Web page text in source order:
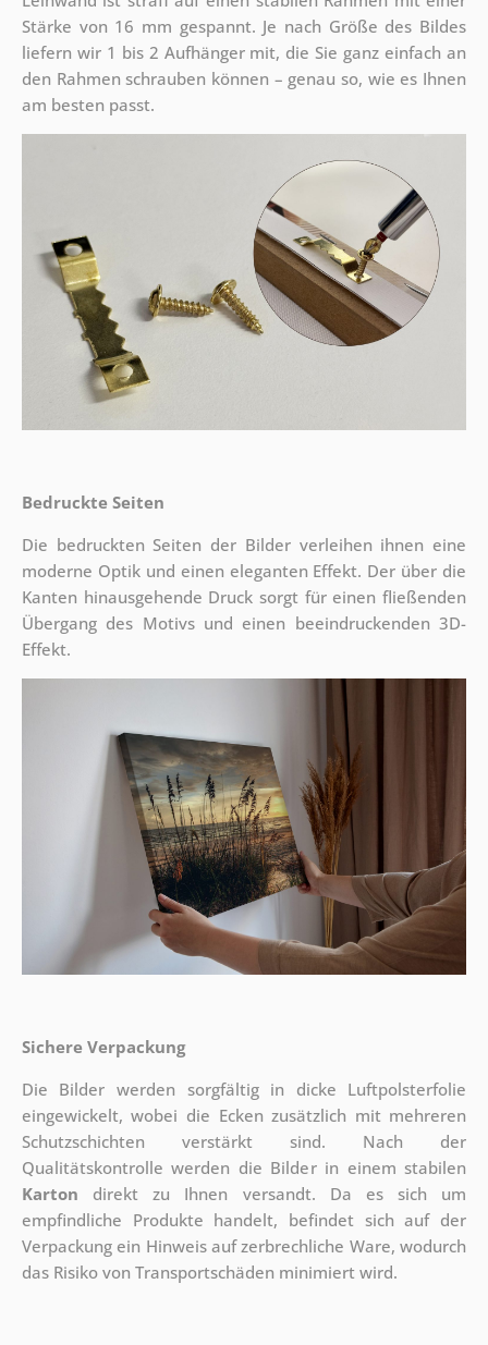
Stärke von 16 mm gespannt. Je nach Größe des Bildes
liefern wir 1 bis 2 Aufhänger mit, die Sie ganz einfach an
den Rahmen schrauben können – genau so, wie es Ihnen
am besten passt.
Bedruckte Seiten
Die bedruckten Seiten der Bilder verleihen ihnen eine
moderne Optik und einen eleganten Effekt. Der über die
Kanten hinausgehende Druck sorgt für einen fließenden
Übergang des Motivs und einen beeindruckenden 3D-
Effekt.
Sichere Verpackung
Die Bilder werden sorgfältig in dicke Luftpolsterfolie
eingewickelt, wobei die Ecken zusätzlich mit mehreren
Schutzschichten verstärkt sind. Nach der
Qualitätskontrolle werden die Bilder in einem stabilen
Karton direkt zu Ihnen versandt. Da es sich um
empfindliche Produkte handelt, befindet sich auf der
Verpackung ein Hinweis auf zerbrechliche Ware, wodurch
das Risiko von Transportschäden minimiert wird.